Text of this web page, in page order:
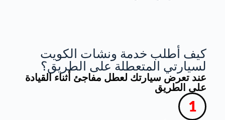
كيف أطلب خدمة ونشات الكويت
لسيارتي المتعطلة على الطريق؟
عند تعرض سيارتك لعطل مفاجئ أثناء القيادة
على الطريق